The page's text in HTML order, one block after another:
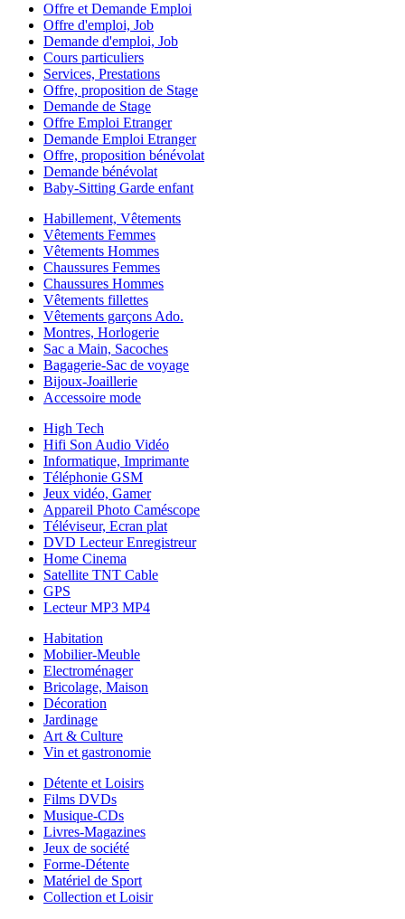
Offre et Demande Emploi
Offre d'emploi, Job
Demande d'emploi, Job
Cours particuliers
Services, Prestations
Offre, proposition de Stage
Demande de Stage
Offre Emploi Etranger
Demande Emploi Etranger
Offre, proposition bénévolat
Demande bénévolat
Baby-Sitting Garde enfant
Habillement, Vêtements
Vêtements Femmes
Vêtements Hommes
Chaussures Femmes
Chaussures Hommes
Vêtements fillettes
Vêtements garçons Ado.
Montres, Horlogerie
Sac a Main, Sacoches
Bagagerie-Sac de voyage
Bijoux-Joaillerie
Accessoire mode
High Tech
Hifi Son Audio Vidéo
Informatique, Imprimante
Téléphonie GSM
Jeux vidéo, Gamer
Appareil Photo Caméscope
Téléviseur, Ecran plat
DVD Lecteur Enregistreur
Home Cinema
Satellite TNT Cable
GPS
Lecteur MP3 MP4
Habitation
Mobilier-Meuble
Electroménager
Bricolage, Maison
Décoration
Jardinage
Art & Culture
Vin et gastronomie
Détente et Loisirs
Films DVDs
Musique-CDs
Livres-Magazines
Jeux de société
Forme-Détente
Matériel de Sport
Collection et Loisir